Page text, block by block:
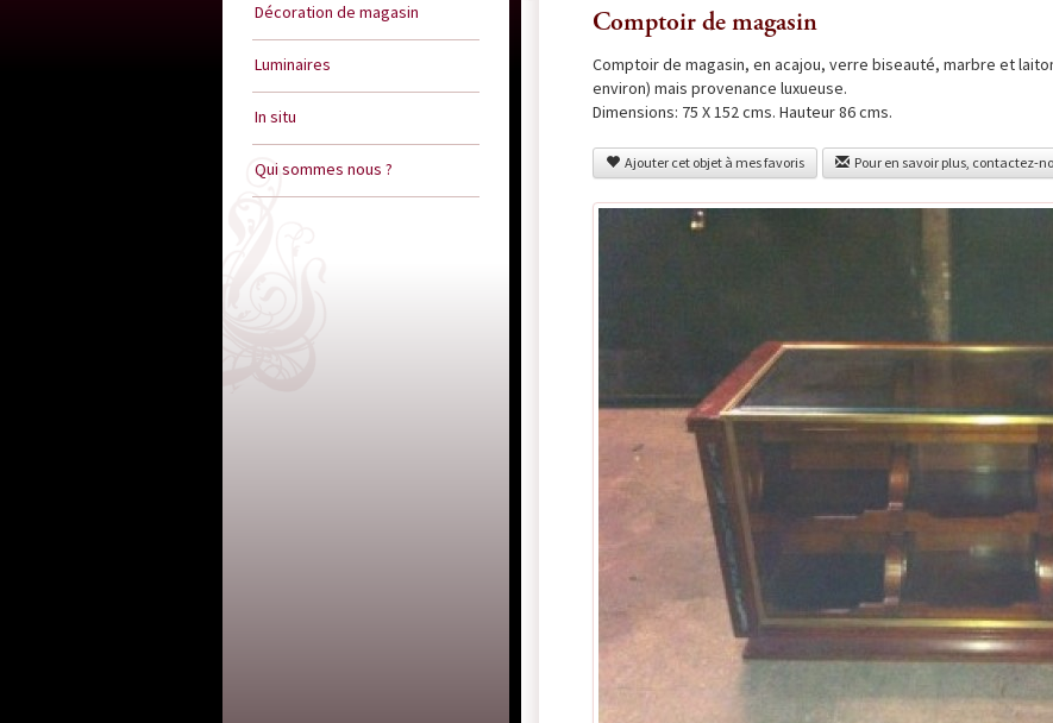
Décoration de magasin
Luminaires
In situ
Qui sommes nous ?
Comptoir de magasin
Comptoir de magasin, en acajou, verre biseauté, marbre et
environ) mais provenance luxueuse.
Dimensions: 75 X 152 cms. Hauteur 86 cms.
Ajouter cet objet à mes favoris Pour en savoir plus, contactez-